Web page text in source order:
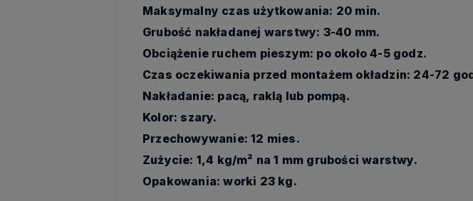
Maksymalny czas użytkowania: 20 min.
Grubość nakładanej warstwy: 3-40 mm.
Obciążenie ruchem pieszym: po około 4-5 godz.
Czas oczekiwania przed montażem okładzin: 24-72
Nakładanie: pacą, raklą lub pompą.
Kolor: szary.
Przechowywanie: 12 mies.
Zużycie: 1,4 kg/m² na 1 mm grubości warstwy.
Opakowania: worki 23 kg.